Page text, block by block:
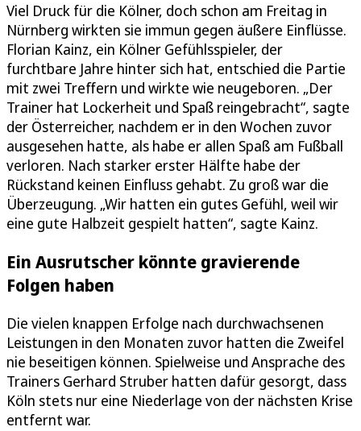
Viel Druck für die Kölner, doch schon am Freitag in
Nürnberg wirkten sie immun gegen äußere Einflüsse.
Florian Kainz, ein Kölner Gefühlsspieler, der
furchtbare Jahre hinter sich hat, entschied die Partie
mit zwei Treffern und wirkte wie neugeboren. „Der
Trainer hat Lockerheit und Spaß reingebracht“, sagte
der Österreicher, nachdem er in den Wochen zuvor
ausgesehen hatte, als habe er allen Spaß am Fußball
verloren. Nach starker erster Hälfte habe der
Rückstand keinen Einfluss gehabt. Zu groß war die
Überzeugung. „Wir hatten ein gutes Gefühl, weil wir
eine gute Halbzeit gespielt hatten“, sagte Kainz.
Ein Ausrutscher könnte gravierende
Folgen haben
Die vielen knappen Erfolge nach durchwachsenen
Leistungen in den Monaten zuvor hatten die Zweifel
nie beseitigen können. Spielweise und Ansprache des
Trainers Gerhard Struber hatten dafür gesorgt, dass
Köln stets nur eine Niederlage von der nächsten Krise
entfernt war.